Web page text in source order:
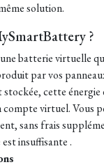
solution.
?
batterie virtuelle
par vos
cette énergie
compte virtuel. Vous
sans frais
insuffisante .